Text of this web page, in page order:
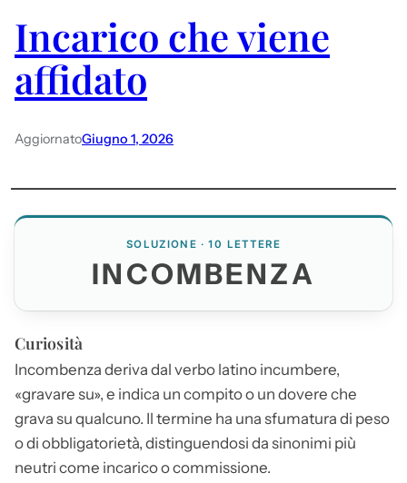
Incarico che viene
affidato
AggiornatoGiugno 1, 2026
SOLUZIONE · 10 LETTERE
INCOMBENZA
Curiosità
Incombenza deriva dal verbo latino incumbere,
«gravare su», e indica un compito o un dovere che
grava su qualcuno. Il termine ha una sfumatura di peso
o di obbligatorietà, distinguendosi da sinonimi più
neutri come incarico o commissione.